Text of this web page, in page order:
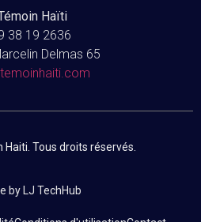
Haïti
38 19 2636
Delmas 65
Tous droits réservés.
by LJ TechHub